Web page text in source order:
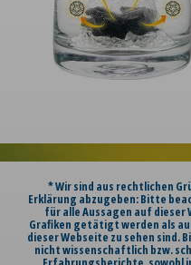
* Wir sind aus rechtlichen
Erklärung abzugeben: Bitte
für alle Aussagen auf
Grafiken getätigt werden als
dieser Webseite zu sehen sind.
nicht wissenschaftlich bzw.